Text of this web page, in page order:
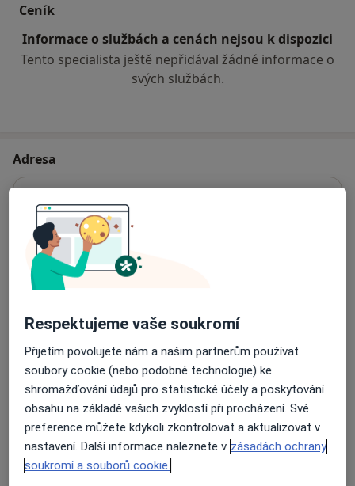
Ceník
Informace o službách a cenách nejsou k dispozici
Tento specialista ještě nepřidával žádné informace o
svých službách.
Adresa
Zdravotní středisko Skvrňany Plzeň
Terezie Brzkové 942/15,
Přiblížit mapu
Dostupnost
Na této adrese online kalendář není aktivní
Co mám v takové situaci udělat?
Způsoby platby (soukromé návštěvy)
Na teto adrese lékař přijímá pacienty na pojišťovnu
Detaily
Více
Respektujeme vaše soukromí
Přijetím povolujete nám a našim partnerům používat
soubory cookie (nebo podobné technologie) ke
shromažďování údajů pro statistické účely a poskytování
obsahu na základě vašich zvyklostí při procházení. Své
preference můžete kdykoli zkontrolovat a aktualizovat v
nastavení. Další informace naleznete v zásadách ochrany
soukromí a souborů cookie.